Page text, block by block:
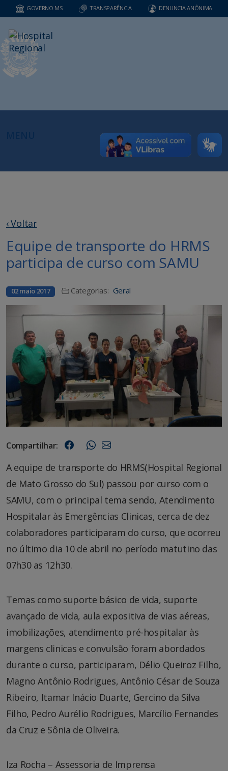
GOVERNO MS TRANSPARÊNCIA DENUNCIA ANÔNIMA
‹ Voltar
Equipe de transporte do HRMS
participa de curso com SAMU
02 maio 2017 Categorias: Geral
Compartilhar:
A equipe de transporte do HRMS(Hospital Regional
de Mato Grosso do Sul) passou por curso com o
SAMU, com o principal tema sendo, Atendimento
Hospitalar às Emergências Clinicas, cerca de dez
colaboradores participaram do curso, que ocorreu
no último dia 10 de abril no período matutino das
07h30 as 12h30.
Temas como suporte básico de vida, suporte
avançado de vida, aula expositiva de vias aéreas,
imobilizações, atendimento pré-hospitalar às
margens clinicas e convulsão foram abordados
durante o curso, participaram, Délio Queiroz Filho,
Magno Antônio Rodrigues, Antônio César de Souza
Ribeiro, Itamar Inácio Duarte, Gercino da Silva
Filho, Pedro Aurélio Rodrigues, Marcílio Fernandes
da Cruz e Sônia de Oliveira.
Iza Rocha – Assessoria de Imprensa